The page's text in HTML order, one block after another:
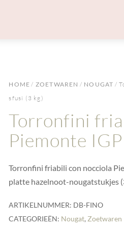
HOME / ZOETWAREN / NOUGAT /
sfusi (3 kg)
Torronfini
Piemonte
Torronfini friabili con nocciola
platte hazelnoot-nougatstukjes
ARTIKELNUMMER: DB-FINO
CATEGORIEËN: Nougat, Zoetwaren